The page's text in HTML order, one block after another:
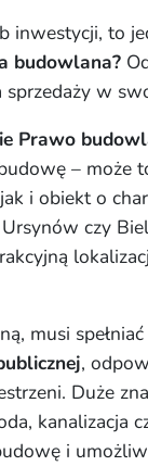
inwestycji, to
budowlana?
sprzedaży w
Prawo
– może
i obiekt o
czy
musi
,
Duże
kanalizacja
i